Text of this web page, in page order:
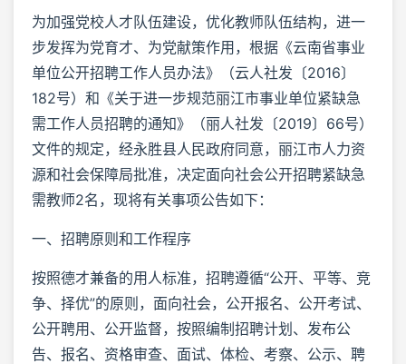
为加强党校人才队伍建设，优化教师队伍结构，进一
步发挥为党育才、为党献策作用，根据《云南省事业
单位公开招聘工作人员办法》（云人社发〔2016〕
182号）和《关于进一步规范丽江市事业单位紧缺急
需工作人员招聘的通知》（丽人社发〔2019〕66号）
文件的规定，经永胜县人民政府同意，丽江市人力资
源和社会保障局批准，决定面向社会公开招聘紧缺急
需教师2名，现将有关事项公告如下：
一、招聘原则和工作程序
按照德才兼备的用人标准，招聘遵循“公开、平等、竞
争、择优”的原则，面向社会，公开报名、公开考试、
公开聘用、公开监督，按照编制招聘计划、发布公
告、报名、资格审查、面试、体检、考察、公示、聘